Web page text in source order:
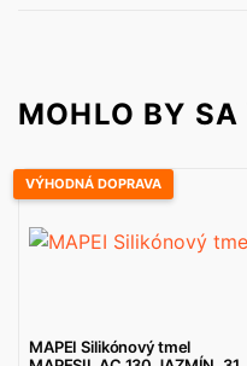
MOHLO BY
VÝHODNÁ DOPRAVA
MAPEI Silikónový tmel